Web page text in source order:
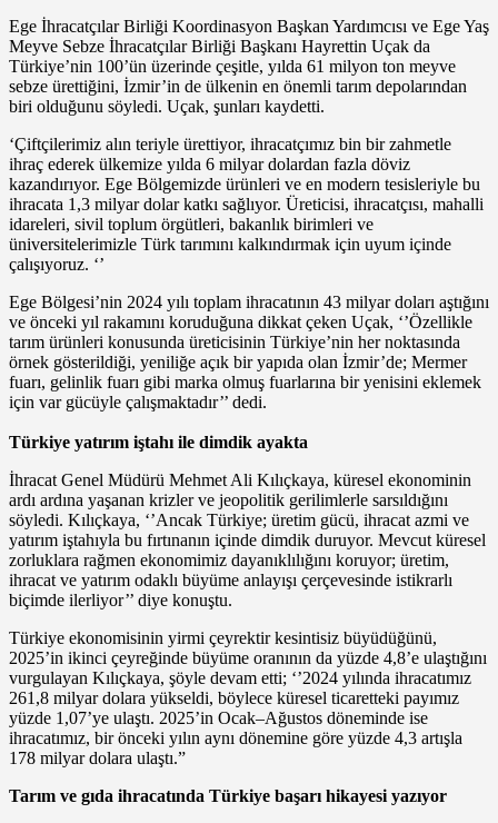
Ege İhracatçılar Birliği Koordinasyon Başkan Yardımcısı ve Ege Yaş
Meyve Sebze İhracatçılar Birliği Başkanı Hayrettin Uçak da
Türkiye’nin 100’ün üzerinde çeşitle, yılda 61 milyon ton meyve
sebze ürettiğini, İzmir’in de ülkenin en önemli tarım depolarından
biri olduğunu söyledi. Uçak, şunları kaydetti.
‘Çiftçilerimiz alın teriyle ürettiyor, ihracatçımız bin bir zahmetle
ihraç ederek ülkemize yılda 6 milyar dolardan fazla döviz
kazandırıyor. Ege Bölgemizde ürünleri ve en modern tesisleriyle bu
ihracata 1,3 milyar dolar katkı sağlıyor. Üreticisi, ihracatçısı, mahalli
idareleri, sivil toplum örgütleri, bakanlık birimleri ve
üniversitelerimizle Türk tarımını kalkındırmak için uyum içinde
çalışıyoruz. ‘’
Ege Bölgesi’nin 2024 yılı toplam ihracatının 43 milyar doları aştığını
ve önceki yıl rakamını koruduğuna dikkat çeken Uçak, ‘’Özellikle
tarım ürünleri konusunda üreticisinin Türkiye’nin her noktasında
örnek gösterildiği, yeniliğe açık bir yapıda olan İzmir’de; Mermer
fuarı, gelinlik fuarı gibi marka olmuş fuarlarına bir yenisini eklemek
için var gücüyle çalışmaktadır’’ dedi.
Türkiye yatırım iştahı ile dimdik ayakta
İhracat Genel Müdürü Mehmet Ali Kılıçkaya, küresel ekonominin
ardı ardına yaşanan krizler ve jeopolitik gerilimlerle sarsıldığını
söyledi. Kılıçkaya, ‘’Ancak Türkiye; üretim gücü, ihracat azmi ve
yatırım iştahıyla bu fırtınanın içinde dimdik duruyor. Mevcut küresel
zorluklara rağmen ekonomimiz dayanıklılığını koruyor; üretim,
ihracat ve yatırım odaklı büyüme anlayışı çerçevesinde istikrarlı
biçimde ilerliyor’’ diye konuştu.
Türkiye ekonomisinin yirmi çeyrektir kesintisiz büyüdüğünü,
2025’in ikinci çeyreğinde büyüme oranının da yüzde 4,8’e ulaştığını
vurgulayan Kılıçkaya, şöyle devam etti; ‘’2024 yılında ihracatımız
261,8 milyar dolara yükseldi, böylece küresel ticaretteki payımız
yüzde 1,07’ye ulaştı. 2025’in Ocak–Ağustos döneminde ise
ihracatımız, bir önceki yılın aynı dönemine göre yüzde 4,3 artışla
178 milyar dolara ulaştı.”
Tarım ve gıda ihracatında Türkiye başarı hikayesi yazıyor